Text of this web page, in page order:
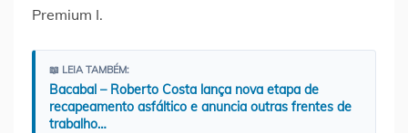
Premium I.
📖 LEIA TAMBÉM:
Bacabal – Roberto Costa lança nova etapa de
recapeamento asfáltico e anuncia outras frentes de
trabalho…